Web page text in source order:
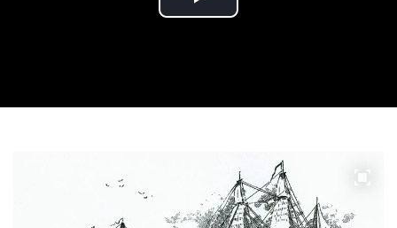
Play